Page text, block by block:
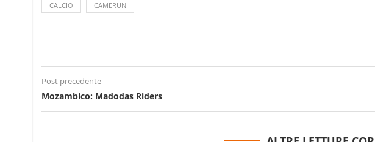
CALCIO CAMERUN
Post precedente
Mozambico: Madodas Riders